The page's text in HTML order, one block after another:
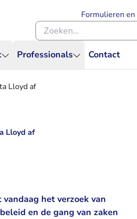
Professionals Contact
Formulieren
Zoeken binnen de Rechtspraak
Lloyd af
Lloyd af
het verzoek van
en de gang van zaken